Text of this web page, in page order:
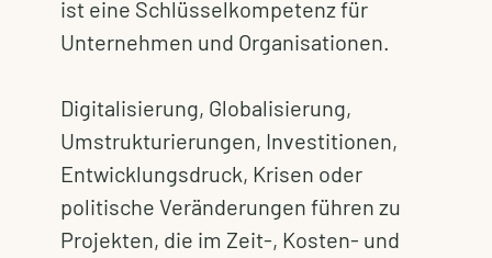
ist eine Schlüsselkompetenz für
Unternehmen und Organisationen.
Digitalisierung, Globalisierung,
Umstrukturierungen, Investitionen,
Entwicklungsdruck, Krisen oder
politische Veränderungen führen zu
Projekten, die im Zeit-, Kosten- und